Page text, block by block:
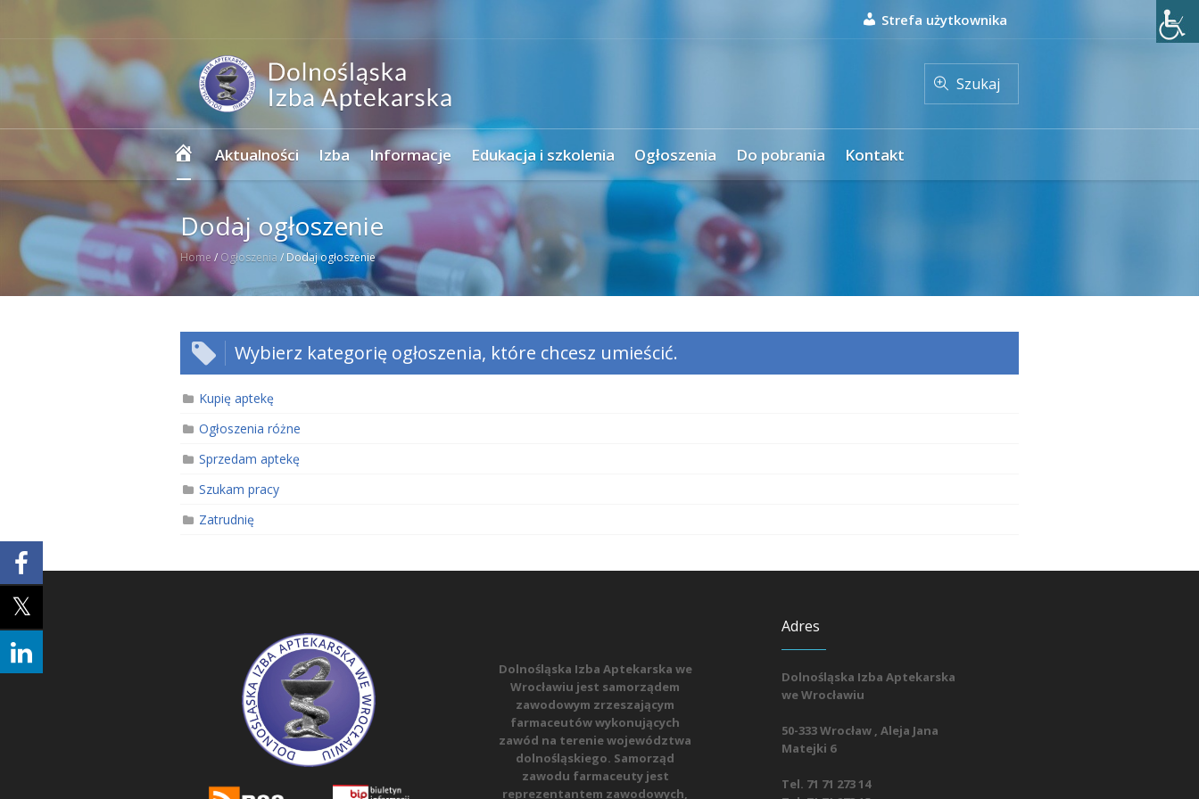
Strefa użytkownika
Szukaj
Strona
główna
Aktualności Izba Informacje Edukacja i szkolenia Ogłoszenia Do pobrania Kontakt
Dodaj ogłoszenie
Home / Ogłoszenia / Dodaj ogłoszenie
Wybierz kategorię ogłoszenia, które chcesz umieścić.
Kupię aptekę
Ogłoszenia różne
Sprzedam aptekę
Szukam pracy
Zatrudnię
Dolnośląska Izba Aptekarska we
Wrocławiu jest samorządem
zawodowym zrzeszającym
farmaceutów wykonujących
zawód na terenie województwa
dolnośląskiego. Samorząd
zawodu farmaceuty jest
reprezentantem zawodowych,
Adres
Dolnośląska Izba Aptekarska
we Wrocławiu
50-333 Wrocław , Aleja Jana
Matejki 6
Tel. 71 71 273 14